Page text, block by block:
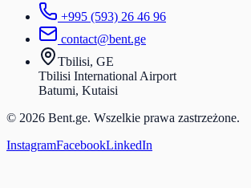
+995 (593) 26 46 96
contact@bent.ge
Tbilisi, GE
Tbilisi International Airport
Batumi, Kutaisi
© 2026 Bent.ge. Wszelkie prawa zastrzeżone.
InstagramFacebookLinkedIn